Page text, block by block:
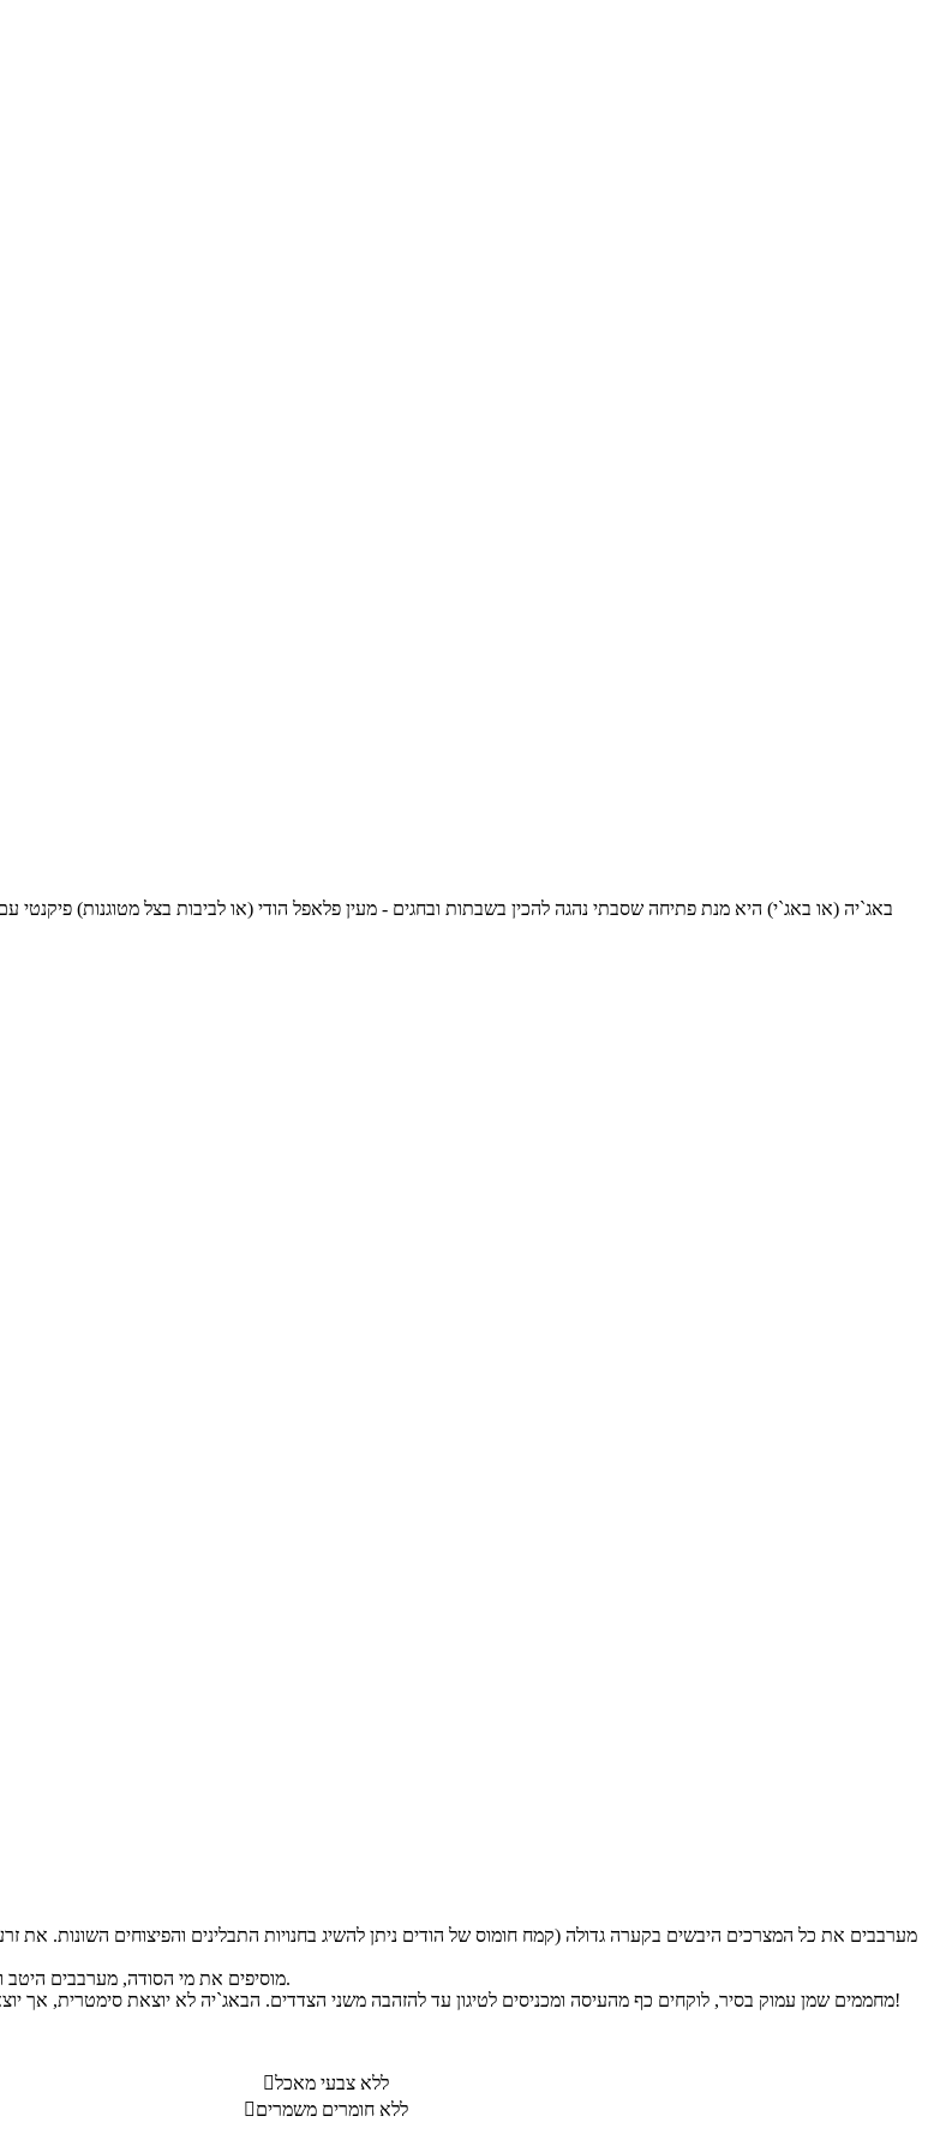
מוסיפים את מי הסודה, מערבבים היטב ונותנים לעיסה לנוח למשך כ- 10 דקות.
מחממים שמן עמוק בסיר, לוקחים כף מהעיסה ומכניסים לטיגון עד להזהבה משני הצדדים. הבאג`יה לא יוצאת סימטרית, אך יוצאת פריכה וטעימה בטירוף. להגיש חם!
ללא צבעי מאכל
ללא חומרים משמרים